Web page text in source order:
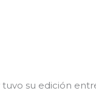
su edición